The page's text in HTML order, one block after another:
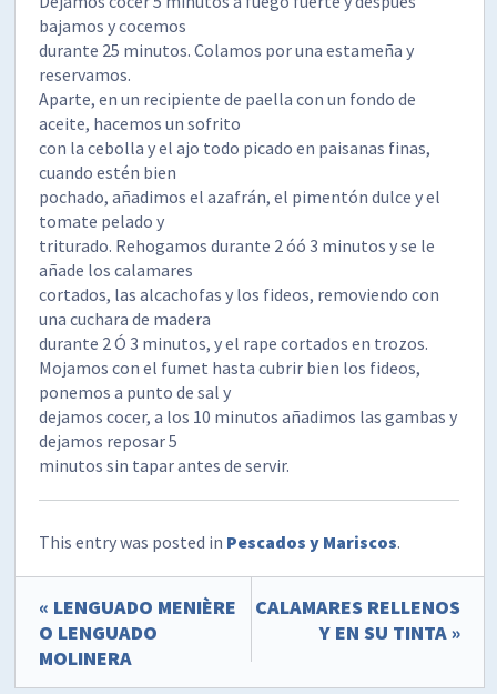
bajamos y cocemos
durante 25 minutos. Colamos por una estameña y
reservamos.
Aparte, en un recipiente de paella con un fondo de
aceite, hacemos un sofrito
con la cebolla y el ajo todo picado en paisanas finas,
cuando estén bien
pochado, añadimos el azafrán, el pimentón dulce y el
tomate pelado y
triturado. Rehogamos durante 2 óó 3 minutos y se le
añade los calamares
cortados, las alcachofas y los fideos, removiendo con
una cuchara de madera
durante 2 Ó 3 minutos, y el rape cortados en trozos.
Mojamos con el fumet hasta cubrir bien los fideos,
ponemos a punto de sal y
dejamos cocer, a los 10 minutos añadimos las gambas y
dejamos reposar 5
minutos sin tapar antes de servir.
This entry was posted in Pescados y Mariscos.
« LENGUADO MENIÈRE
O LENGUADO
MOLINERA
CALAMARES RELLENOS
Y EN SU TINTA »